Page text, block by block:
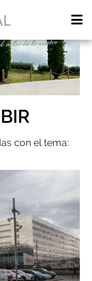
con el tema: